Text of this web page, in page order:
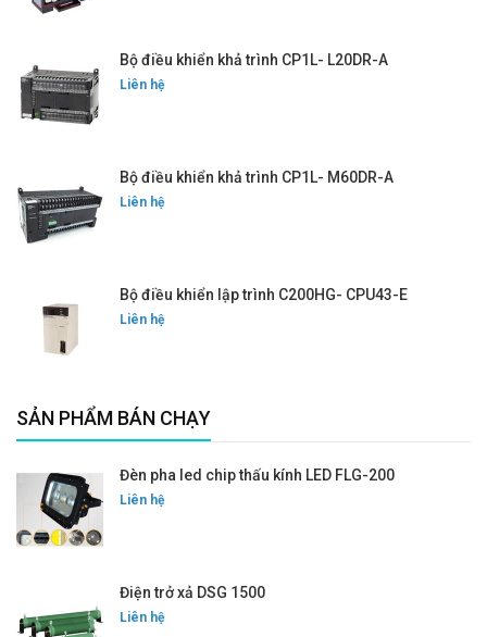
Bộ điều khiển khả trình CP1L- L20DR-A
Liên hệ
Bộ điều khiển khả trình CP1L- M60DR-A
Liên hệ
Bộ điều khiển lập trình C200HG- CPU43-E
Liên hệ
SẢN PHẨM BÁN CHẠY
Đèn pha led chip thấu kính LED FLG-200
Liên hệ
Điện trở xả DSG 1500
Liên hệ